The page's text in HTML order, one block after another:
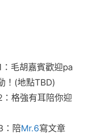
毛胡嘉賓歡迎pa
！(地點TBD)
格強有耳陪你迎
陪Mr.6寫文章